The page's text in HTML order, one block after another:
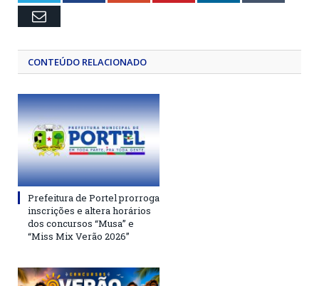
Email
CONTEÚDO RELACIONADO
Prefeitura de Portel prorroga
inscrições e altera horários
dos concursos “Musa” e
“Miss Mix Verão 2026”